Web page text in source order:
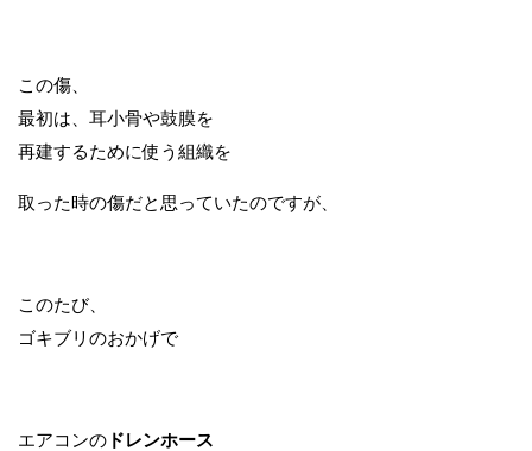
この傷、
最初は、耳小骨や鼓膜を
再建するために使う組織を
取った時の傷だと思っていたのですが、
このたび、
ゴキブリのおかげで
エアコンの ドレンホース